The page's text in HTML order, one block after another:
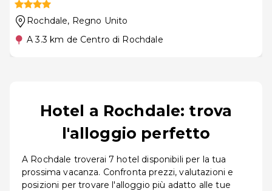
Rochdale, Regno Unito
A 3.3 km de Centro di Rochdale
Hotel a Rochdale: trova
l'alloggio perfetto
A Rochdale troverai 7 hotel disponibili per la tua
prossima vacanza. Confronta prezzi, valutazioni e
posizioni per trovare l'alloggio più adatto alle tue